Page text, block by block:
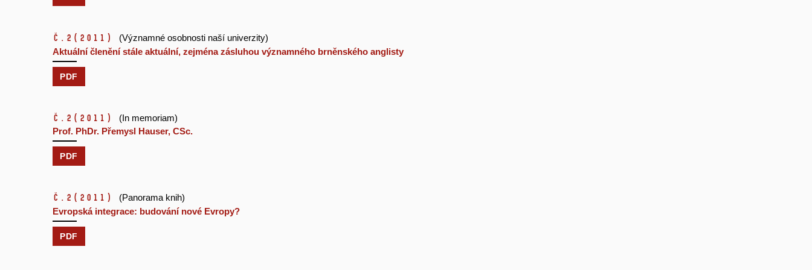
č.2 (2011)
(Významné osobnosti naší univerzity)
Aktuální členění stále aktuální, zejména zásluhou významného brněnského anglisty
PDF
č.2 (2011)
(In memoriam)
Prof. PhDr. Přemysl Hauser, CSc.
PDF
č.2 (2011)
(Panorama knih)
Evropská integrace: budování nové Evropy?
PDF